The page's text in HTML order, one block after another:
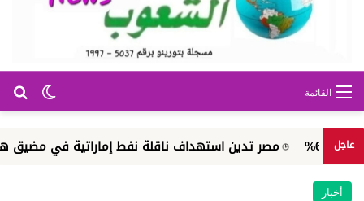
الوضع القائمة
عاجل مصر تدين استهداف ناقلة نفط إماراتية في مضيق هرمز
أخبار